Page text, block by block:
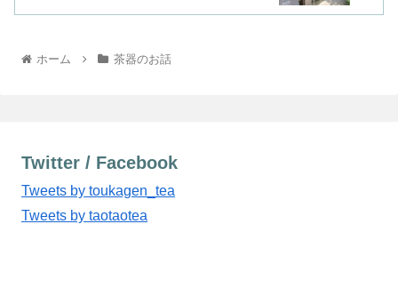
ホーム 茶器のお話
Twitter / Facebook
Tweets by toukagen_tea
Tweets by taotaotea